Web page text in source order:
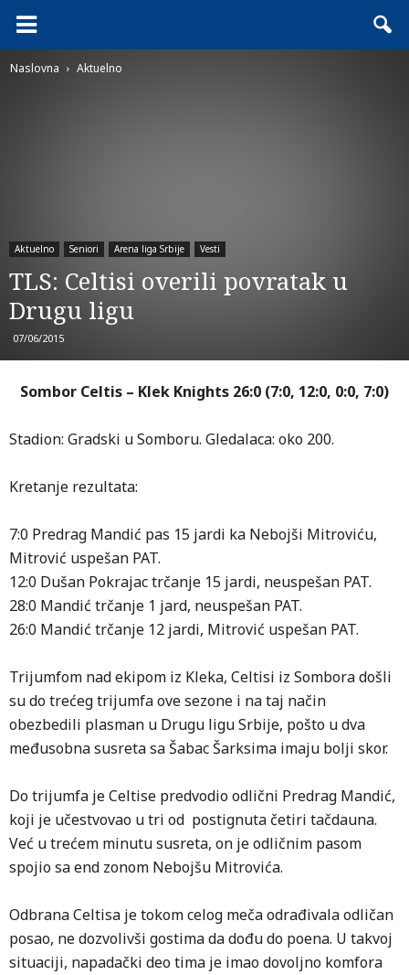
Naslovna Aktuelno
Aktuelno Seniori Arena liga Srbije Vesti
TLS: Celtisi overili povratak u
Drugu ligu
07/06/2015
Sombor Celtis – Klek Knights 26:0 (7:0, 12:0, 0:0, 7:0)
Stadion: Gradski u Somboru. Gledalaca: oko 200.
Kretanje rezultata:
7:0 Predrag Mandić pas 15 jardi ka Nebojši Mitroviću,
Mitrović uspešan PAT.
12:0 Dušan Pokrajac trčanje 15 jardi, neuspešan PAT.
28:0 Mandić trčanje 1 jard, neuspešan PAT.
26:0 Mandić trčanje 12 jardi, Mitrović uspešan PAT.
Trijumfom nad ekipom iz Kleka, Celtisi iz Sombora došli
su do trećeg trijumfa ove sezone i na taj način
obezbedili plasman u Drugu ligu Srbije, pošto u dva
međusobna susreta sa Šabac Šarksima imaju bolji skor.
Do trijumfa je Celtise predvodio odlični Predrag Mandić,
koji je učestvovao u tri od postignuta četiri tačdauna.
Već u trećem minutu susreta, on je odličnim pasom
spojio sa end zonom Nebojšu Mitrovića.
Odbrana Celtisa je tokom celog meča odrađivala odličan
posao, ne dozvolivši gostima da dođu do poena. U takvoj
situaciji, napadački deo tima je imao dovoljno komfora